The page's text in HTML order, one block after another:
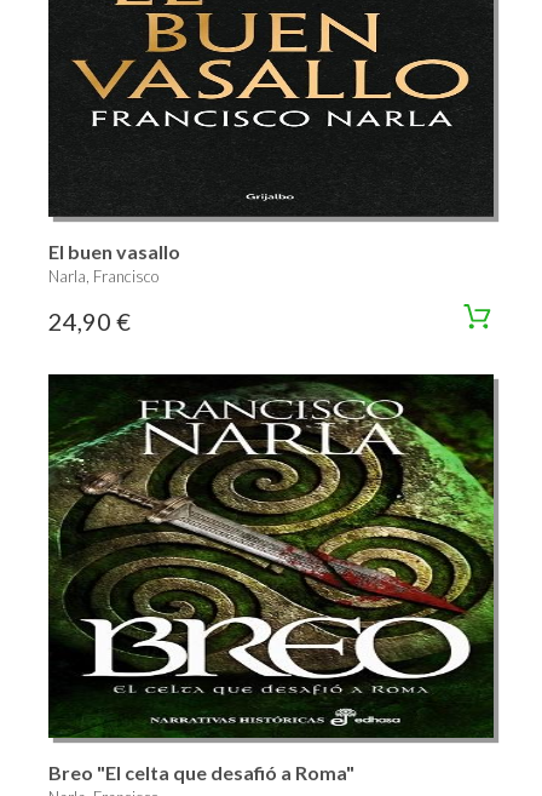
El buen vasallo
Narla, Francisco
24,90 €
Breo "El celta que desafió a Roma"